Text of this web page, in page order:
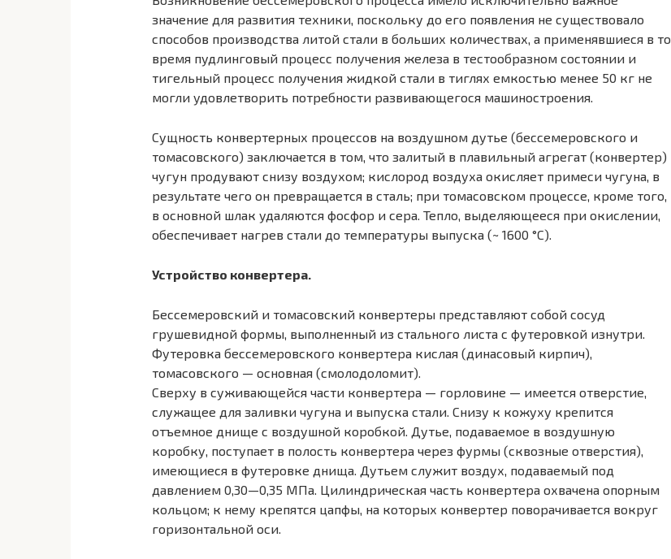
значение для развития техники, поскольку до его появления не существовало
способов производства литой стали в больших количествах, а применявшиеся в то
время пудлинговый процесс получения железа в тестообразном состоянии и
тигельный процесс получения жидкой стали в тиглях емкостью менее 50 кг не
могли удовлетворить потребности развивающегося машиностроения.
Сущность конвертерных процессов на воздушном дутье (бессемеровского и
томасовского) заключается в том, что залитый в плавильный агрегат (конвертер)
чугун продувают снизу воздухом; кислород воздуха окисляет примеси чугуна, в
результате чего он превращается в сталь; при томасовском процессе, кроме того,
в основной шлак удаляются фосфор и сера. Тепло, выделяющееся при окислении,
обеспечивает нагрев стали до температуры выпуска (~ 1600 °С).
Устройство конвертера.
Бессемеровский и томасовский конвертеры представляют собой сосуд
грушевидной формы, выполненный из стального листа с футеровкой изнутри.
Футеровка бессемеровского конвертера кислая (динасовый кирпич),
томасовского — основная (смолодоломит).
Сверху в суживающейся части конвертера — горловине — имеется отверстие,
служащее для заливки чугуна и выпуска стали. Снизу к кожуху крепится
отъемное днище с воздушной коробкой. Дутье, подаваемое в воздушную
коробку, поступает в полость конвертера через фурмы (сквозные отверстия),
имеющиеся в футеровке днища. Дутьем служит воздух, подаваемый под
давлением 0,30—0,35 МПа. Цилиндрическая часть конвертера охвачена опорным
кольцом; к нему крепятся цапфы, на которых конвертер поворачивается вокруг
горизонтальной оси.